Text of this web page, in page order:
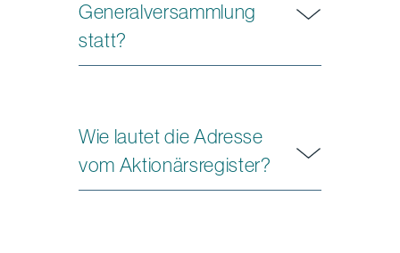
Generalversammlung
statt?
Wie lautet die Adresse
vom Aktionärsregister?